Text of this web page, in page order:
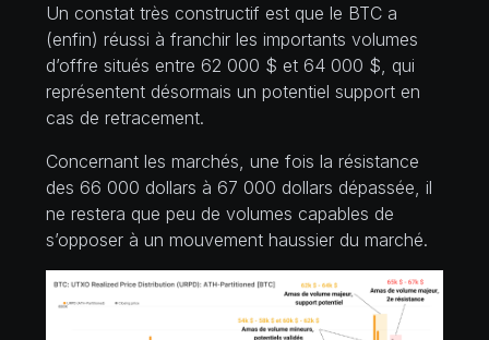
Un constat très constructif est que le BTC a
(enfin) réussi à franchir les importants volumes
d’offre situés entre 62 000 $ et 64 000 $, qui
représentent désormais un potentiel support en
cas de retracement.
Concernant les marchés, une fois la résistance
des 66 000 dollars à 67 000 dollars dépassée, il
ne restera que peu de volumes capables de
s’opposer à un mouvement haussier du marché.